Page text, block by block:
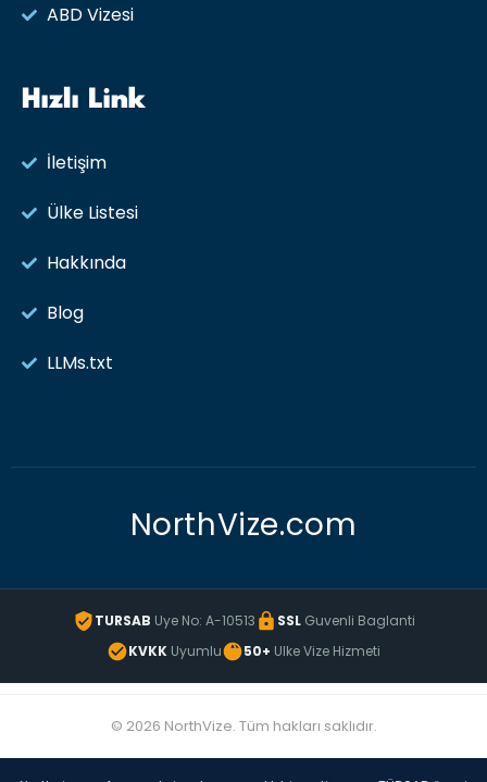
ABD Vizesi
Hızlı Link
İletişim
Ülke Listesi
Hakkında
Blog
LLMs.txt
NorthVize.com
TURSAB Uye No: A-10513 SSLGuvenli Baglanti
KVKK Uyumlu 50+ Ulke Vize Hizmeti
© 2026 NorthVize. Tüm hakları saklıdır.